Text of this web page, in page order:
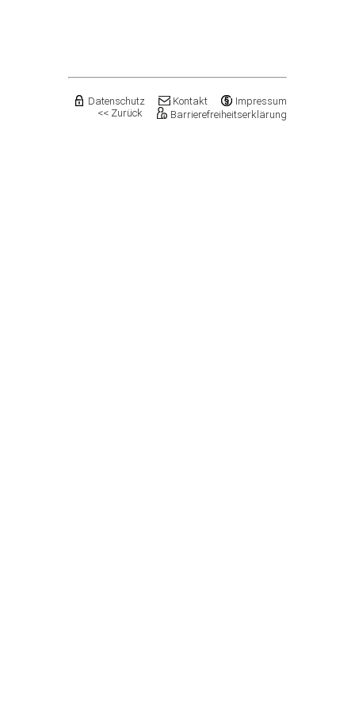
Impressum
Kontakt
Datenschutz
Barrierefreiheitserklärung
<< Zurück